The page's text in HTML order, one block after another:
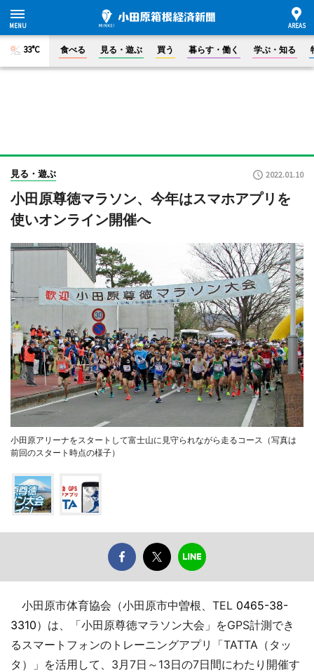
33°C 食べる 見る・遊ぶ 買う 暮らす・働く 学ぶ・知る
見る・遊ぶ 2022.01.10
小田原尊徳マラソン、今年はスマホアプリを
使いオンライン開催へ
小田原アリーナをスタートして富士山に見守られながら走るコース（写真は
前回のスタート時点の様子）
小田原市体育協会（小田原市中曽根、TEL 0465-38-
3310）は、「小田原尊徳マラソン大会」をGPS計測でき
るスマートフォンのトレーニングアプリ「TATTA（タッ
タ）」を活用して、3月7日～13日の7日間にわたり開催す